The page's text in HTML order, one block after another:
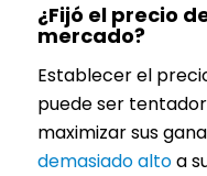
¿Fijó el precio
mercado?
Establecer el
puede ser
maximizar sus
demasiado altoa